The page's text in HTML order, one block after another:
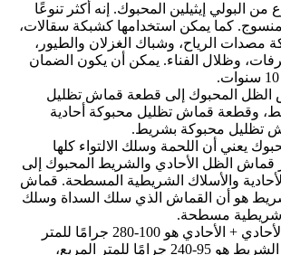
البولي إيثيلين المحبوك. إنه أكثر تنوعًا
كما يمكن استخدامها كشبكة سقالات،
مصدات الرياح، وشباك الغزلان والطيور،
وظلال الفناء. يمكن أن يكون الضمان
المحبوك إلى قطعة قماش تظليل
وقطعة قماش تظليل محبوكة أحادية
تظليل محبوكة بشريط.
يعني أن اللحمة وسلك الالتواء كلها
قماش الظل الأحادي والشريط المحبوك إلى
والأسلاك الشريطية المسطحة. قماش
هو أن القماش الذي سلك السداة وسلك
شريطية مسطحة.
وزن قماش الظل الأحادي + الأحادي هو 100-280 جرامًا للمتر
المربع، والأحادي + الشريط هو 95-240 جرامًا للمتر المربع،